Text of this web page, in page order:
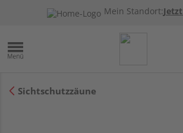
Mein Standort:
Sichtschutzzäune